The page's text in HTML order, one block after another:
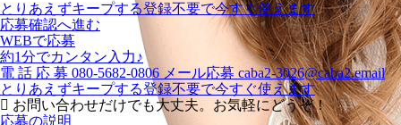
とりあえずキープする登録不要で今すぐ使えます
応募確認へ進む
WEBで応募
約1分でカンタン入力♪
電 話 応 募 080-5682-0806 メール応募 caba2-3026@caba2.email
とりあえずキープする登録不要で今すぐ使えます
お問い合わせだけでも大丈夫。お気軽にどうぞ！
応募の説明